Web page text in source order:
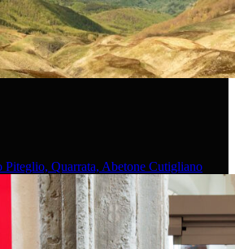
Piteglio, Quarrata, Abetone Cutigliano